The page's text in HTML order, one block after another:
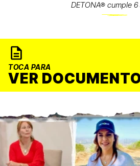
DETONA® cumple 6
TOCA PARA
VER